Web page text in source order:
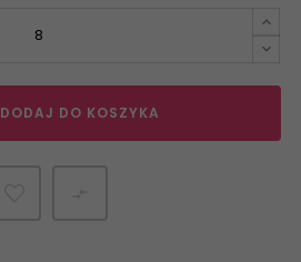
DODAJ DO KOSZYKA